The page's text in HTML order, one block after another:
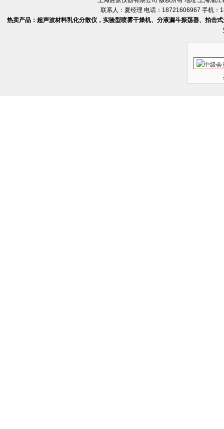
联系人：夏经理 电话：18721606967 手机
热卖产品：超声波材料乳化分散仪，实验型喷雾干燥机、分液漏斗振荡器、拍击